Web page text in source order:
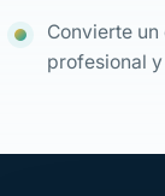
Convierte
profesional